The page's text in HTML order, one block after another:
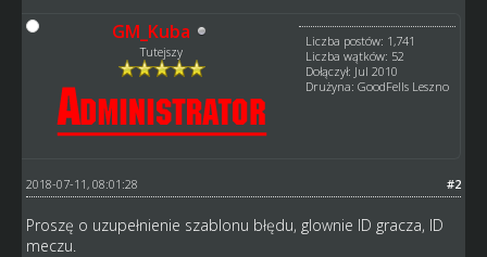
GM_Kuba
Tutejszy
Liczba postów: 1,741
Liczba wątków: 52
Dołączył: Jul 2010
Drużyna: GoodFells Leszno
#2
2018-07-11, 08:01:28
Proszę o uzupełnienie szablonu błędu, glownie ID gracza, ID
meczu.